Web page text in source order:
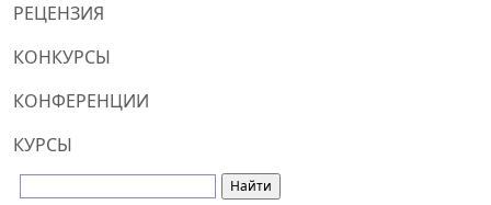
РЕЦЕНЗИЯ
КОНКУРСЫ
КОНФЕРЕНЦИИ
КУРСЫ